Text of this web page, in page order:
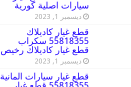
سيارات اصلية كورية
ديسمبر 1, 2023
قطع غيار كاديلاك
55818355 سكراب
قطع غيار كاديلاك رخيص
ديسمبر 1, 2023
قطع غيار سيارات المانية